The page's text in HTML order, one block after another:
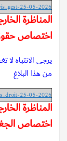
25-05-2026
المناظرة
اختصاص
يرجى الانتباه لا
من هذا البلاغ
25-05-2026
المناظرة
اختصاص